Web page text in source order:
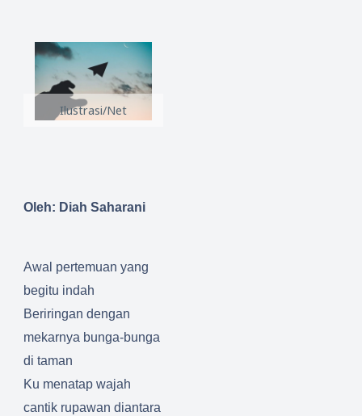
Ilustrasi/Net
Oleh: Diah Saharani
Awal pertemuan yang
begitu indah
Beriringan dengan
mekarnya bunga-bunga
di taman
Ku menatap wajah
cantik rupawan diantara